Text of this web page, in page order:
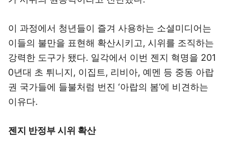
이 과정에서 청년들이 즐겨 사용하는 소셜미디어는
이들의 불만을 표현해 확산시키고, 시위를 조직하는
강력한 도구가 됐다. 일각에서 이번 젠지 혁명을 201
0년대 초 튀니지, 이집트, 리비아, 예멘 등 중동 아랍
권 국가들에 들불처럼 번진 ‘아랍의 봄’에 비견하는
이유다.
젠지 반정부 시위 확산